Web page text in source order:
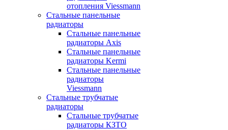
отопления Viessmann
Стальные панельные
радиаторы
Стальные панельные
радиаторы Axis
Стальные панельные
радиаторы Kermi
Стальные панельные
радиаторы
Viessmann
Стальные трубчатые
радиаторы
Стальные трубчатые
радиаторы КЗТО